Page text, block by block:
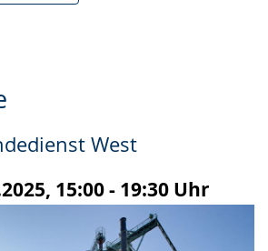
West
15:00 - 19:30 Uhr